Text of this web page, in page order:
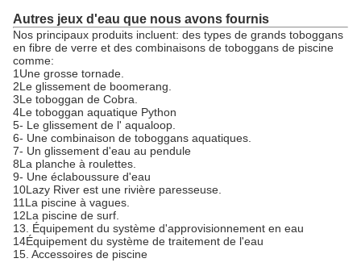
Autres jeux d'eau que nous avons fournis
Nos principaux produits incluent: des types de grands toboggans
en fibre de verre et des combinaisons de toboggans de piscine
comme:
1Une grosse tornade.
2Le glissement de boomerang.
3Le toboggan de Cobra.
4Le toboggan aquatique Python
5- Le glissement de l' aqualoop.
6- Une combinaison de toboggans aquatiques.
7- Un glissement d'eau au pendule
8La planche à roulettes.
9- Une éclaboussure d'eau
10Lazy River est une rivière paresseuse.
11La piscine à vagues.
12La piscine de surf.
13. Équipement du système d'approvisionnement en eau
14Équipement du système de traitement de l'eau
15. Accessoires de piscine